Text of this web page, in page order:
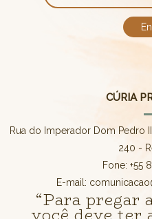
CÚRIA
Rua do Imperador Dom Pedro
240 -
Fone: +55
E-mail:
“Para pregar